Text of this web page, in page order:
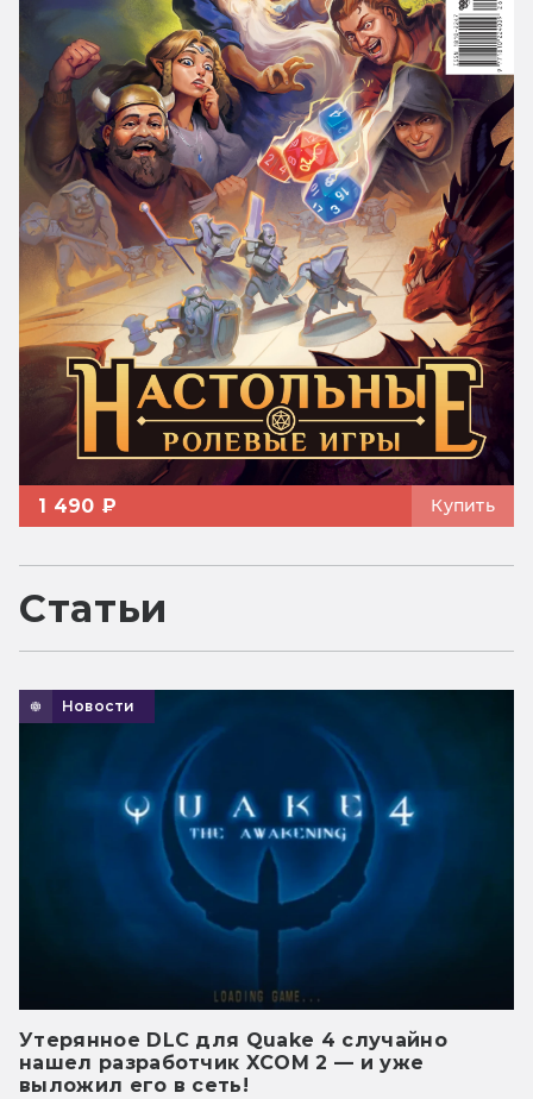
1 490 ₽ Купить
Статьи
Новости
Утерянное DLC для Quake 4 случайно
нашел разработчик XCOM 2 — и уже
выложил его в сеть!